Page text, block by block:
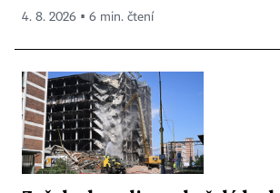
4. 8. 2026 ▪ 6 min. čtení